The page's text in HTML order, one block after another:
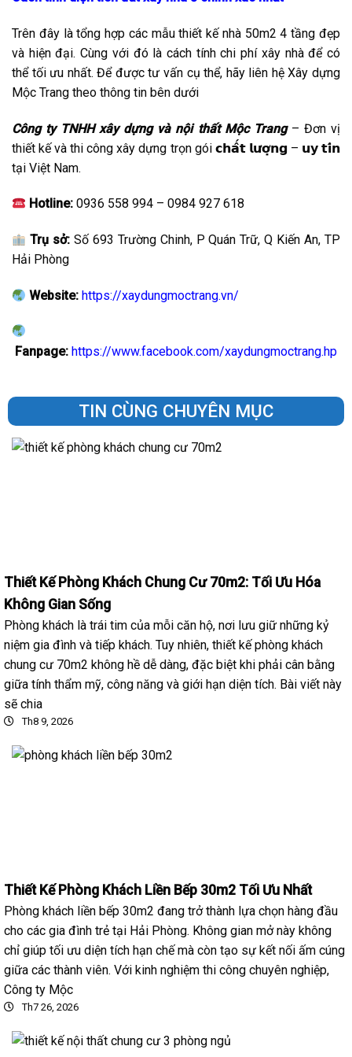
Trên đây là tổng hợp các mẫu thiết kế nhà 50m2 4 tầng đẹp
và hiện đại. Cùng với đó là cách tính chi phí xây nhà để có
thể tối ưu nhất. Để được tư vấn cụ thể, hãy liên hệ Xây dựng
Mộc Trang theo thông tin bên dưới
Công ty TNHH xây dựng và nội thất Mộc Trang– Đơn vị
thiết kế và thi công xây dựng trọn gói 𝗰𝗵𝗮̂́𝘁 𝗹𝘂̛𝗼̛̣𝗻𝗴 – 𝘂𝘆 𝘁𝗶́𝗻
tại Việt Nam.
Hotline: 0936 558 994 – 0984 927 618
Trụ sở: Số 693 Trường Chinh, P Quán Trữ, Q Kiến An, TP
Hải Phòng
Website: https://xaydungmoctrang.vn/
Fanpage: https://www.facebook.com/xaydungmoctrang.hp
TIN CÙNG CHUYÊN MỤC
Thiết Kế Phòng Khách Chung Cư 70m2: Tối Ưu Hóa
Không Gian Sống
Phòng khách là trái tim của mỗi căn hộ, nơi lưu giữ những kỷ
niệm gia đình và tiếp khách. Tuy nhiên, thiết kế phòng khách
chung cư 70m2 không hề dễ dàng, đặc biệt khi phải cân bằng
giữa tính thẩm mỹ, công năng và giới hạn diện tích. Bài viết này
sẽ chia
Th8 9, 2026
Thiết Kế Phòng Khách Liền Bếp 30m2 Tối Ưu Nhất
Phòng khách liền bếp 30m2 đang trở thành lựa chọn hàng đầu
cho các gia đình trẻ tại Hải Phòng. Không gian mở này không
chỉ giúp tối ưu diện tích hạn chế mà còn tạo sự kết nối ấm cúng
giữa các thành viên. Với kinh nghiệm thi công chuyên nghiệp,
Công ty Mộc
Th7 26, 2026